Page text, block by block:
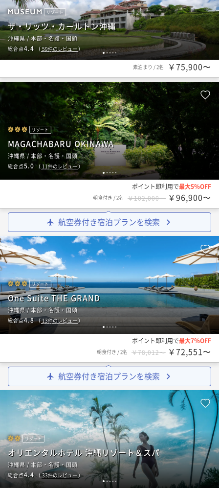
1 2 3 45
リゾート
ザ・リッツ・カールトン沖縄
沖縄県 / 本部・名護・国頭
総合点4.4 （ 59件のレビュー）
素泊まり /2名 ￥75,900〜
1 2 3 4 5
リゾート
MAGACHABARU OKINAWA
沖縄県 / 本部・名護・国頭
総合点5.0 （ 11件のレビュー）
ポイント即利用で最大5％OFF
朝食付き /2名 ￥102,000〜 ￥96,900〜
航空券付き宿泊プランを検索
12345
リゾート
One Suite THE GRAND
沖縄県 / 本部・名護・国頭
総合点4.8（13件のレビュー）
ポイント即利用で最大7％OFF
朝食付き /2名 ￥78,012〜 ￥72,551〜
航空券付き宿泊プランを検索
1234 5
リゾート
オリエンタルホテル 沖縄リゾート＆スパ
沖縄県 / 本部・名護・国頭
総合点4.4（33件のレビュー）